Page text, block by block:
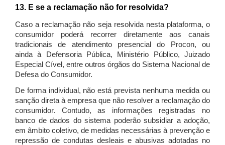
13. E se a reclamação não for resolvida?
Caso a reclamação não seja resolvida nesta plataforma, o
consumidor poderá recorrer diretamente aos canais
tradicionais de atendimento presencial do Procon, ou
ainda à Defensoria Pública, Ministério Público, Juizado
Especial Cível, entre outros órgãos do Sistema Nacional de
Defesa do Consumidor.
De forma individual, não está prevista nenhuma medida ou
sanção direta à empresa que não resolver a reclamação do
consumidor. Contudo, as informações registradas no
banco de dados do sistema poderão subsidiar a adoção,
em âmbito coletivo, de medidas necessárias à prevenção e
repressão de condutas desleais e abusivas adotadas no